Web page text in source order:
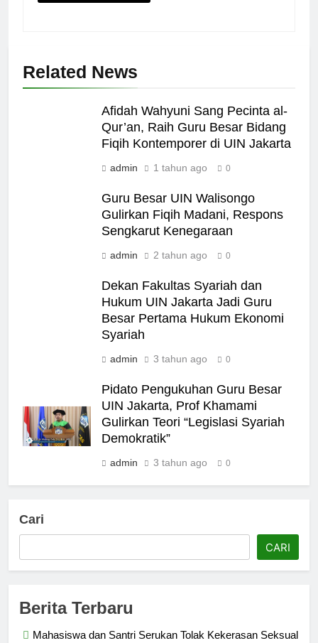
Related News
Afidah Wahyuni Sang Pecinta al-
Qur’an, Raih Guru Besar Bidang
Fiqih Kontemporer di UIN Jakarta
admin 1 tahun ago 0
Guru Besar UIN Walisongo
Gulirkan Fiqih Madani, Respons
Sengkarut Kenegaraan
admin 2 tahun ago 0
Dekan Fakultas Syariah dan
Hukum UIN Jakarta Jadi Guru
Besar Pertama Hukum Ekonomi
Syariah
admin 3 tahun ago 0
Pidato Pengukuhan Guru Besar
UIN Jakarta, Prof Khamami
Gulirkan Teori “Legislasi Syariah
Demokratik”
admin 3 tahun ago 0
Cari
CARI
Berita Terbaru
Mahasiswa dan Santri Serukan Tolak Kekerasan Seksual